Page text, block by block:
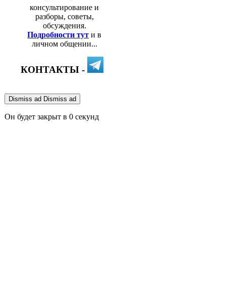
консультирование и
разборы, советы,
обсуждения.
Подробности тут и в
личном общении...
КОНТАКТЫ -
Dismiss ad Dismiss ad
Он будет закрыт в 0 секунд